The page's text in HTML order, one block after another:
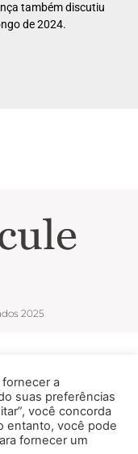
também discutiu
de 2024.
2025
a
suas preferências
você concorda
entanto, você pode
fornecer um